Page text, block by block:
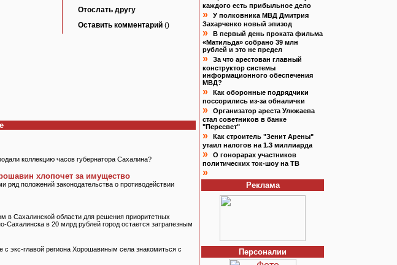
Отослать другу
Оставить комментарий ()
коллекцию часов губернатора Сахалина?
хлопочет за имущество
положений законодательства о противодействии
в Сахалинской области для решения приоритетных
в 20 млрд рублей город остается затрапезным
экс-главой региона Хорошавиным села знакомиться с
каждого есть прибыльное дело
»
У полковника МВД Дмитрия
Захарченко новый эпизод
»
В первый день проката фильма
«Матильда» собрано 39 млн
рублей и это не предел
»
За что арестован главный
конструктор системы
информационного обеспечения
МВД?
»
Как оборонные подрядчики
поссорились из-за обналички
»
Организатор ареста Улюкаева
стал советников в банке
"Пересвет"
»
Как строитель "Зенит Арены"
утаил налогов на 1.3 миллиарда
»
О гонорарах участников
политических ток-шоу на ТВ
»
Реклама
Персоналии